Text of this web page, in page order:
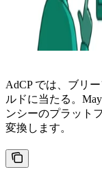
AdCP では、ブリ
ルドに当たる。
ンシーのプラット
変換します。